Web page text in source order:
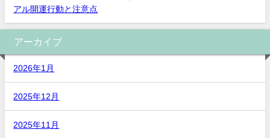
アル開運行動と注意点
アーカイブ
2026年1月
2025年12月
2025年11月